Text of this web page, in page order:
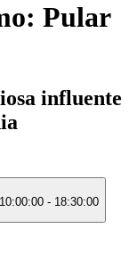
Pular
influente
10:00:00 - 18:30:00